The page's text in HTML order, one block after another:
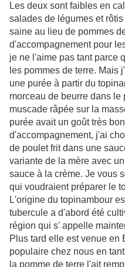
Les deux sont faibles en
salades de légumes et
saine au lieu de pommes
d'accompagnement pour
je ne l'aime pas tant parce
les pommes de terre. Mais
une purée à partir du
morceau de beurre dans
muscade râpée sur la
purée avait un goût très
d'accompagnement, j'ai
de poulet frit dans une
variante de la mère avec
sauce à la crème. Je vous
qui voudraient préparer le
L'origine du topinambour
tubercule a d'abord été
région qui s' appelle
Plus tard elle est venue en
populaire chez nous en
la pomme de terre l'ait